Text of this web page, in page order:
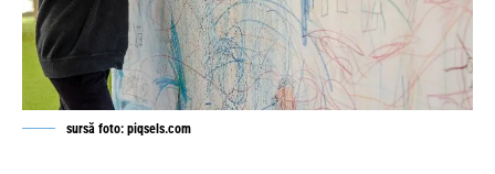
sursă foto: piqsels.com